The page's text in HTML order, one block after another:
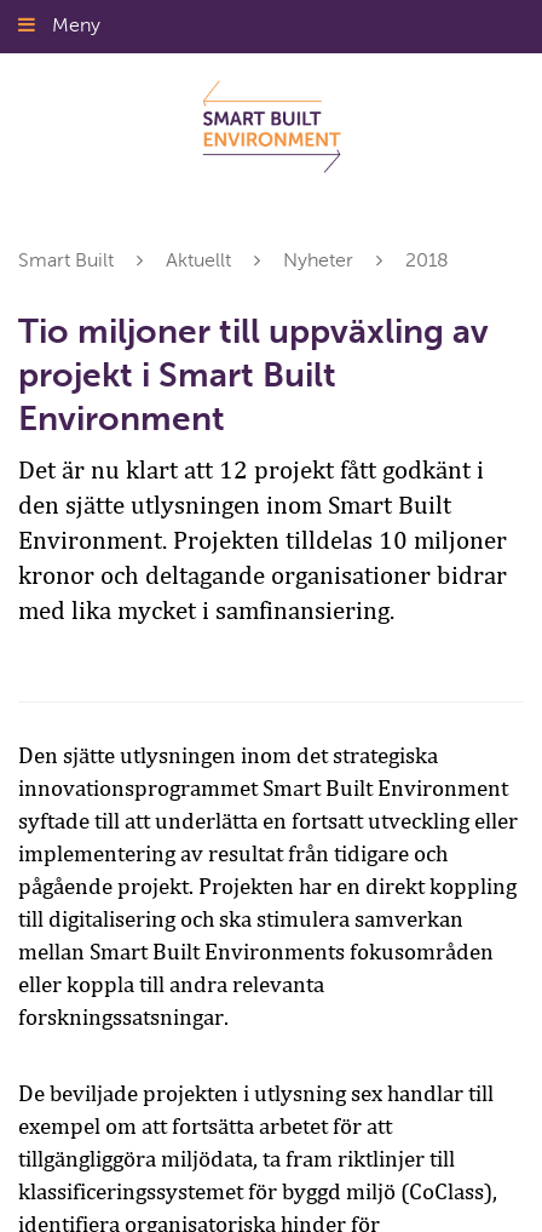
Gå
till
Meny
Smart Built Aktuellt Nyheter 2018
Tio miljoner till uppväxling av
projekt i Smart Built
Environment
Det är nu klart att 12 projekt fått godkänt i
den sjätte utlysningen inom Smart Built
Environment. Projekten tilldelas 10 miljoner
kronor och deltagande organisationer bidrar
med lika mycket i samfinansiering.
Den sjätte utlysningen inom det strategiska
innovationsprogrammet Smart Built Environment
syftade till att underlätta en fortsatt utveckling eller
implementering av resultat från tidigare och
pågående projekt. Projekten har en direkt koppling
till digitalisering och ska stimulera samverkan
mellan Smart Built Environments fokusområden
eller koppla till andra relevanta
forskningssatsningar.
De beviljade projekten i utlysning sex handlar till
exempel om att fortsätta arbetet för att
tillgängliggöra miljödata, ta fram riktlinjer till
klassificeringssystemet för byggd miljö (CoClass),
identifiera organisatoriska hinder för